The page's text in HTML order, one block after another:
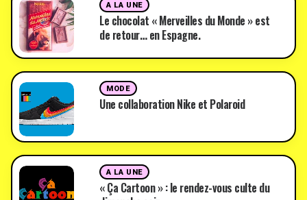
A LA UNE
Le chocolat « Merveilles du Monde » est
de retour… en Espagne.
MODE
Une collaboration Nike et Polaroid
A LA UNE
« Ça Cartoon » : le rendez-vous culte du